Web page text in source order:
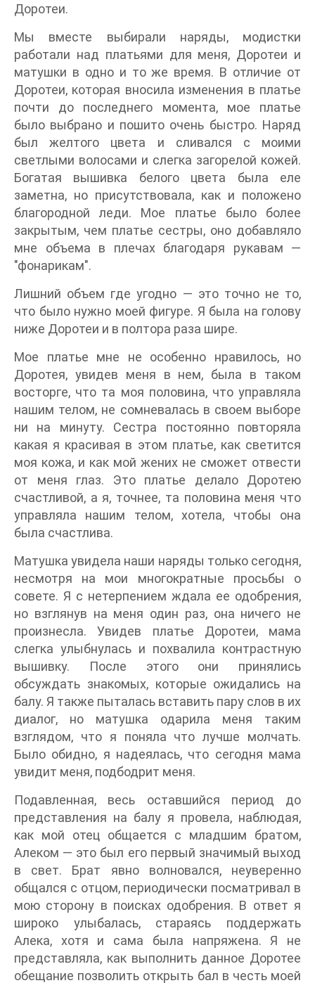
Доротеи.
Мы вместе выбирали наряды, модистки
работали над платьями для меня, Доротеи и
матушки в одно и то же время. В отличие от
Доротеи, которая вносила изменения в платье
почти до последнего момента, мое платье
было выбрано и пошито очень быстро. Наряд
был желтого цвета и сливался с моими
светлыми волосами и слегка загорелой кожей.
Богатая вышивка белого цвета была еле
заметна, но присутствовала, как и положено
благородной леди. Мое платье было более
закрытым, чем платье сестры, оно добавляло
мне объема в плечах благодаря рукавам —
"фонарикам".
Лишний объем где угодно — это точно не то,
что было нужно моей фигуре. Я была на голову
ниже Доротеи и в полтора раза шире.
Мое платье мне не особенно нравилось, но
Доротея, увидев меня в нем, была в таком
восторге, что та моя половина, что управляла
нашим телом, не сомневалась в своем выборе
ни на минуту. Сестра постоянно повторяла
какая я красивая в этом платье, как светится
моя кожа, и как мой жених не сможет отвести
от меня глаз. Это платье делало Доротею
счастливой, а я, точнее, та половина меня что
управляла нашим телом, хотела, чтобы она
была счастлива.
Матушка увидела наши наряды только сегодня,
несмотря на мои многократные просьбы о
совете. Я с нетерпением ждала ее одобрения,
но взглянув на меня один раз, она ничего не
произнесла. Увидев платье Доротеи, мама
слегка улыбнулась и похвалила контрастную
вышивку. После этого они принялись
обсуждать знакомых, которые ожидались на
балу. Я также пыталась вставить пару слов в их
диалог, но матушка одарила меня таким
взглядом, что я поняла что лучше молчать.
Было обидно, я надеялась, что сегодня мама
увидит меня, подбодрит меня.
Подавленная, весь оставшийся период до
представления на балу я провела, наблюдая,
как мой отец общается с младшим братом,
Алеком — это был его первый значимый выход
в свет. Брат явно волновался, неуверенно
общался с отцом, периодически посматривал в
мою сторону в поисках одобрения. В ответ я
широко улыбалась, стараясь поддержать
Алека, хотя и сама была напряжена. Я не
представляла, как выполнить данное Доротее
обещание позволить открыть бал в честь моей